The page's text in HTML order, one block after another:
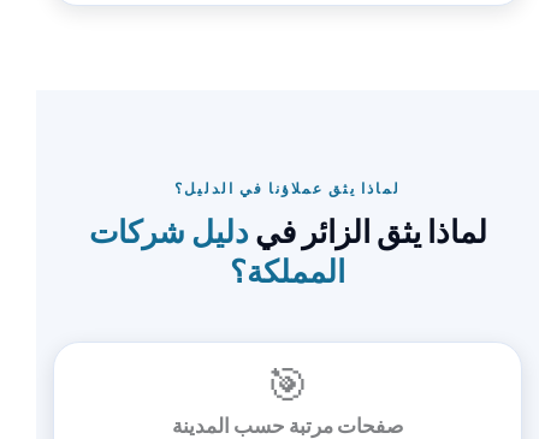
لماذا يثق عملاؤنا في الدليل؟
لماذا يثق الزائر فيدليل شركات
المملكة؟
🎯
صفحات مرتبة حسب المدينة